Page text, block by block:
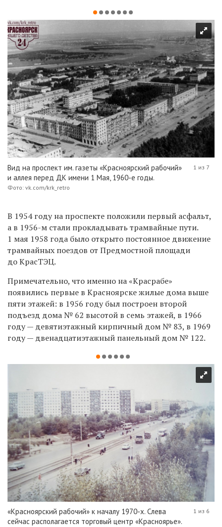
Вид на проспект им. газеты «Красноярский рабочий»
и аллея перед ДК имени 1 Мая, 1960-е годы.
Фото: vk.com/krk_retro
1 из 7
В 1954 году на проспекте положили первый асфальт,
а в 1956-м стали прокладывать трамвайные пути.
1 мая 1958 года было открыто постоянное движение
трамвайных поездов от Предмостной площади
до КрасТЭЦ.
Примечательно, что именно на «Красрабе»
появились первые в Красноярске жилые дома выше
пяти этажей: в 1956 году был построен второй
подъезд дома № 62 высотой в семь этажей, в 1966
году — девятиэтажный кирпичный дом № 83, в 1969
году — двенадцатиэтажный панельный дом № 122.
«Красноярский рабочий» к началу 1970-х. Слева
сейчас располагается торговый центр «Красноярье».
1 из 6